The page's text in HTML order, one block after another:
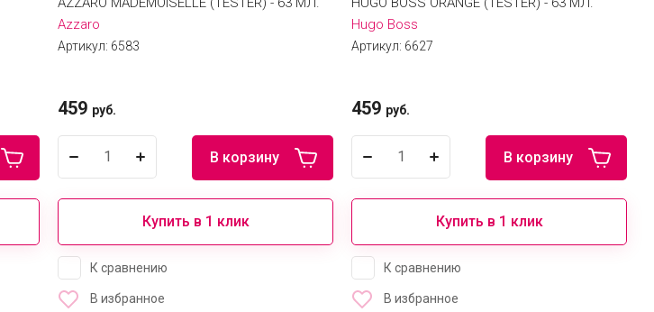
Azzaro
Артикул: 6583
459 руб.
В корзину
Купить в 1 клик
К сравнению
В избранное
Hugo Boss
Артикул: 6627
459 руб.
В корзину
Купить в 1 клик
К сравнению
В избранное